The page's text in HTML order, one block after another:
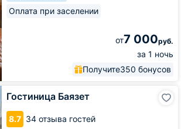
Оплата при заселении
от7 000руб.
за 1 ночь
Получите350 бонусов
Гостиница Баязет
8.7 34 отзыва гостей